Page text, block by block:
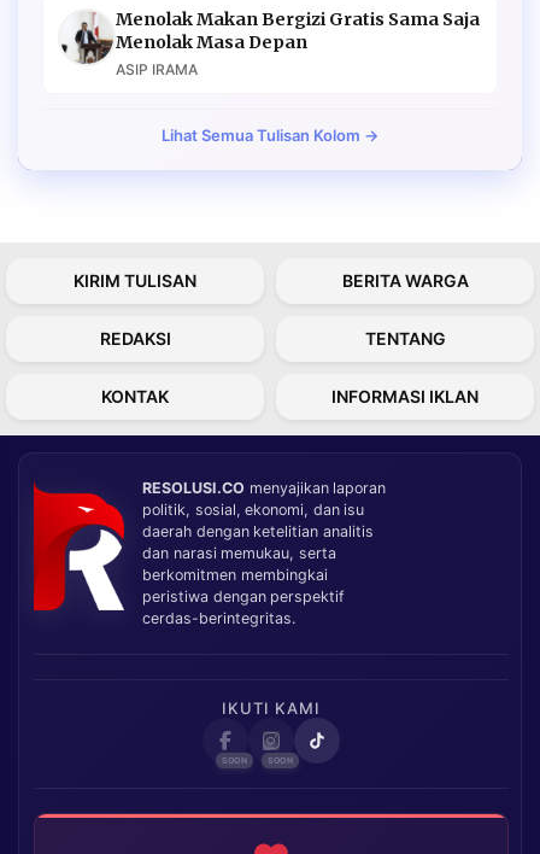
Menolak Makan Bergizi Gratis Sama Saja
Menolak Masa Depan
ASIP IRAMA
Lihat Semua Tulisan Kolom →
KIRIM TULISAN BERITA WARGA
REDAKSI TENTANG
KONTAK INFORMASI IKLAN
RESOLUSI.CO menyajikan laporan
politik, sosial, ekonomi, dan isu
daerah dengan ketelitian analitis
dan narasi memukau, serta
berkomitmen membingkai
peristiwa dengan perspektif
cerdas-berintegritas.
IKUTI KAMI